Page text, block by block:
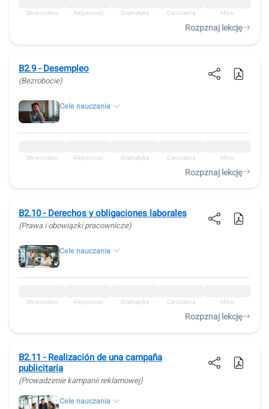
Słownictwo Aktywność Gramatyka Ćwiczenia Mów
Rozpznaj lekcję
B2.9 - Desempleo
(Bezrobocie)
Cele nauczania
Słownictwo Aktywność Gramatyka Ćwiczenia Mów
Rozpznaj lekcję
B2.10 - Derechos y obligaciones laborales
(Prawa i obowiązki pracownicze)
Cele nauczania
Słownictwo Aktywność Gramatyka Ćwiczenia Mów
Rozpznaj lekcję
B2.11 - Realización de una campaña
publicitaria
(Prowadzenie kampanii reklamowej)
Cele nauczania